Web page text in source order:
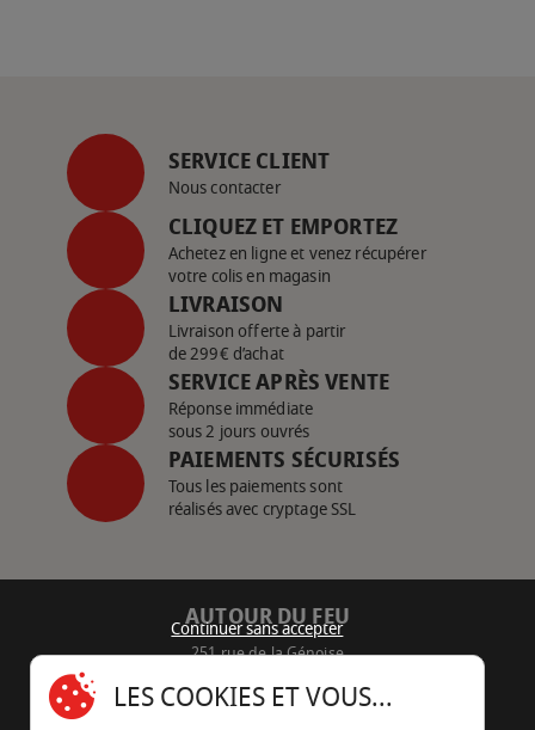
SERVICE CLIENT
Nous contacter
CLIQUEZ ET EMPORTEZ
Achetez en ligne et venez récupérer
votre colis en magasin
LIVRAISON
Livraison offerte à partir
de 299€ d’achat
SERVICE APRÈS VENTE
Réponse immédiate
sous 2 jours ouvrés
PAIEMENTS SÉCURISÉS
Tous les paiements sont
réalisés avec cryptage SSL
AUTOUR DU FEU
251 rue de la Génoise
05 45 22 98 09
Continuer sans accepter
LES COOKIES ET VOUS...